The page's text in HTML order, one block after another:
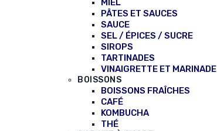
MIEL
PÂTES ET SAUCES
SAUCE
SEL / ÉPICES / SUCRE
SIROPS
TARTINADES
VINAIGRETTE ET MARINADE
BOISSONS
BOISSONS FRAÎCHES
CAFÉ
KOMBUCHA
THÉ